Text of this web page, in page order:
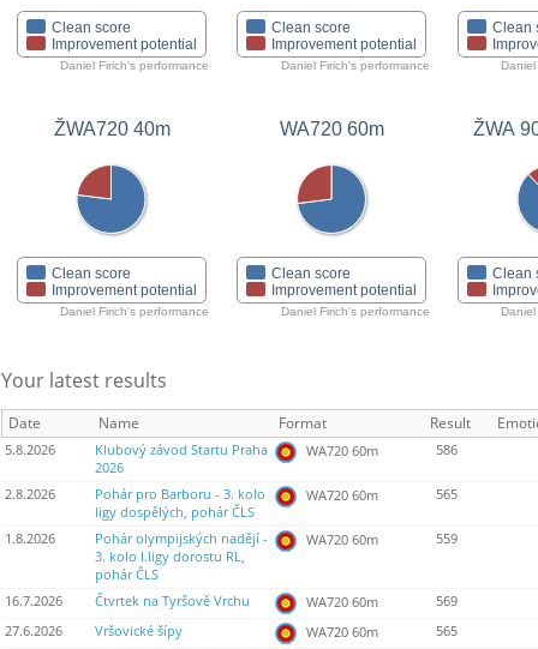
Clean score
Improvement potential
Daniel Firich's performance
Clean score
Improvement potential
Daniel Firich's performance
Clean
ŽWA720 40m
Clean score
Improvement potential
Daniel Firich's performance
WA720 60m
Clean score
Improvement potential
Daniel Firich's performance
ŽWA
Clean
Your latest results
Date Name Format Result
5.8.2026
Klubový závod Startu Praha
2026
WA720 60m 586
2.8.2026
Pohár pro Barboru - 3. kolo
ligy dospělých, pohár ČLS
WA720 60m 565
1.8.2026
Pohár olympijských nadějí -
3. kolo I.ligy dorostu RL,
pohár ČLS
WA720 60m 559
16.7.2026 Čtvrtek na Tyršově Vrchu WA720 60m
569
27.6.2026
Vršovické šípy WA720 60m
565